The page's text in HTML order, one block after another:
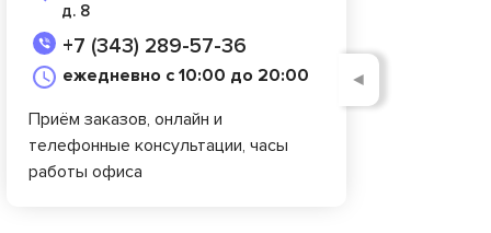
д. 8
+7 (343) 289-57-36
ежедневно с 10:00 до 20:00
Приём заказов, онлайн и
телефонные консультации, часы
работы офиса
◄